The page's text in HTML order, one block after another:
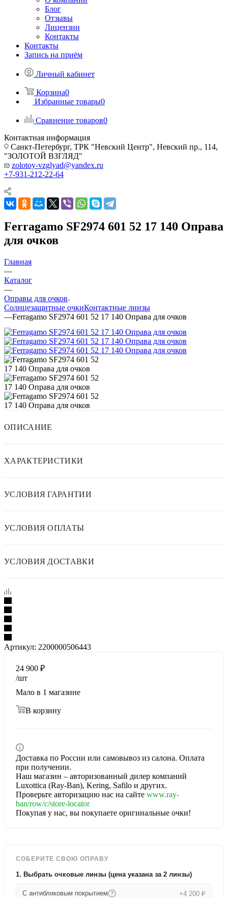
Блог
Отзывы
Лицензии
Контакты
Контакты
Запись на приём
Личный кабинет
Корзина0
Избранные товары0
Сравнение товаров0
Контактная информация
Санкт-Петербург, ТРК "Невский Центр", Невский пр., 114,
"ЗОЛОТОЙ ВЗГЛЯД"
zolotoy-vzglyad@yandex.ru
+7-931-212-22-64
Ferragamo SF2974 601 52 17 140 Оправа
для очков
Главная
—
Каталог
—
Оправы для очков
Солнцезащитные очкиКонтактные линзы
—Ferragamo SF2974 601 52 17 140 Оправа для очков
ОПИСАНИЕ
ХАРАКТЕРИСТИКИ
УСЛОВИЯ ГАРАНТИИ
УСЛОВИЯ ОПЛАТЫ
УСЛОВИЯ ДОСТАВКИ
Артикул: 2200000506443
24 900 ₽
/шт
Мало в 1 магазине
В корзину
Доставка по России или самовывоз из салона. Оплата
при получении.
Наш магазин – авторизованный дилер компаний
Luxottica (Ray-Ban), Kering, Safilo и других.
Проверьте авторизацию нас на сайте www.ray-
ban/row/c/store-locator
Покупая у нас, вы покупаете оригинальные очки!
СОБЕРИТЕ СВОЮ ОПРАВУ
1. Выбрать очковые линзы (цена указана за 2 линзы)
С антибликовым покрытием ? +4 200 ₽